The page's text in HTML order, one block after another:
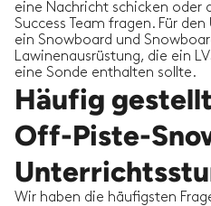
eine Nachricht schicken oder
Success Team fragen. Für
ein Snowboard und
Lawinenausrüstung, die ein
eine Sonde enthalten sollte.
Häufig
Off-Piste-
Wir haben die häufigsten